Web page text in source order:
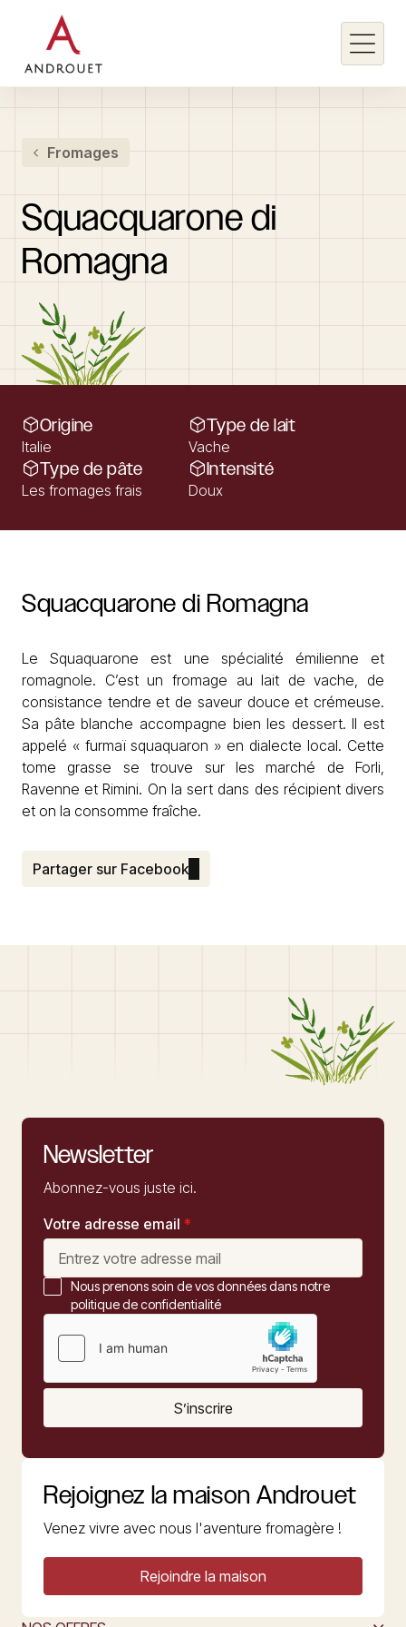
Rechercher un mot clé
Fromages
Squacquarone di
Romagna
Origine
Italie
Type de lait
Vache
Type de pâte
Les fromages frais
Intensité
Doux
Squacquarone di Romagna
Le Squaquarone est une spécialité émilienne et
romagnole. C’est un fromage au lait de vache, de
consistance tendre et de saveur douce et crémeuse.
Sa pâte blanche accompagne bien les dessert. Il est
appelé « furmaï squaquaron » en dialecte local. Cette
tome grasse se trouve sur les marché de Forli,
Ravenne et Rimini. On la sert dans des récipient divers
et on la consomme fraîche.
Partager sur Facebook
Newsletter
Abonnez-vous juste ici.
Votre adresse email *
Nous prenons soin de vos données dans notre
politique de confidentialité
S’inscrire
Rejoignez la maison Androuet
Venez vivre avec nous l'aventure fromagère !
Rejoindre la maison